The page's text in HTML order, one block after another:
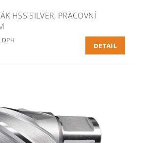
HSS SILVER, PRACOVNÍ
DPH
DETAIL